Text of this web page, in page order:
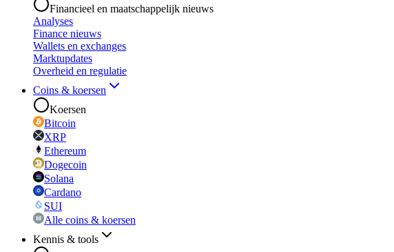
Financieel en maatschappelijk nieuws
Analyses
Finance nieuws
Wallets en exchanges
Marktupdates
Overheid en regulatie
Coins & koersen
Koersen
Bitcoin
XRP
Ethereum
Dogecoin
Solana
Cardano
SUI
Alle coins & koersen
Kennis & tools